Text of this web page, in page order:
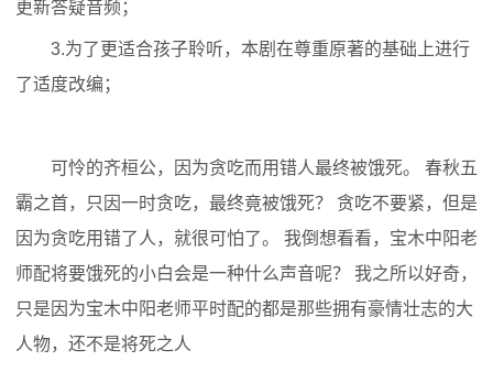
更新答疑音频；
3.为了更适合孩子聆听，本剧在尊重原著的基础上进行
了适度改编；
可怜的齐桓公，因为贪吃而用错人最终被饿死。 春秋五
霸之首，只因一时贪吃，最终竟被饿死？ 贪吃不要紧，但是
因为贪吃用错了人，就很可怕了。 我倒想看看，宝木中阳老
师配将要饿死的小白会是一种什么声音呢？ 我之所以好奇，
只是因为宝木中阳老师平时配的都是那些拥有豪情壮志的大
人物，还不是将死之人